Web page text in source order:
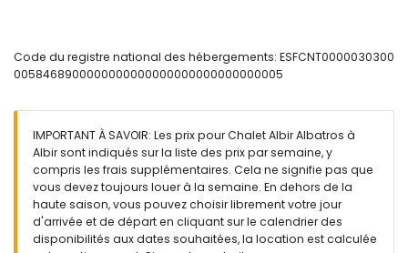
terrain clos
piscine privée mesurant 9m x 4m et 1,75m de profondeur
longues
2 terrasses, dont une couverte
cuisine extérieure et barbecue
douche extérieure
espace salon extérieur et espace repas extérieur
place de parking couverte et privée
terrasse sur le toit
Informations complémentaires
Code du registre national des hébergements: ESFCNT0000030300
0058468900000000000000000000000000005
IMPORTANT À SAVOIR: Les prix pour Chalet Albir Albatros à
Albir sont indiqués sur la liste des prix par semaine, y
compris les frais supplémentaires. Cela ne signifie pas que
vous devez toujours louer à la semaine. En dehors de la
haute saison, vous pouvez choisir librement votre jour
d'arrivée et de départ en cliquant sur le calendrier des
disponibilités aux dates souhaitées, la location est calculée